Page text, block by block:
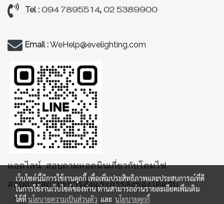
Tel : 094 7895514,02 5389900
Email :WeHelp@evelighting.com
แอดไลน์ สอบถามแอดมินเกี่ยวกับโคมไฟ
สอบถามสถานะการสั่งและการส่งของได้ครับ
เว็บไซต์นี้มีการใช้งานคุกกี้ เพื่อเพิ่มประสิทธิภาพและประสบการณ์ที่ดี
ในการใช้งานเว็บไซต์ของท่าน ท่านสามารถอ่านรายละเอียดเพิ่มเติม
ได้ที่นโยบายความเป็นส่วนตัว และ นโยบายคุกกี้